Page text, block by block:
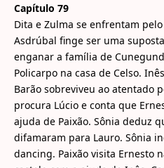
Capítulo 79
Dita e Zulma se enfrentam
Asdrúbal finge ser uma
enganar a família de
Policarpo na casa de Celso.
Barão sobreviveu ao atentado
procura Lúcio e conta que
ajuda de Paixão. Sônia deduz
difamaram para Lauro. Sônia
dancing. Paixão visita Ernesto